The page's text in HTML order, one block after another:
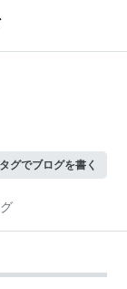
グでブログを書く